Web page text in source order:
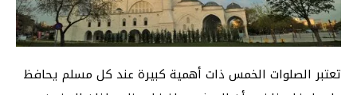
تعتبر الصلوات الخمس ذات أهمية كبيرة عند كل مسلم يحافظ